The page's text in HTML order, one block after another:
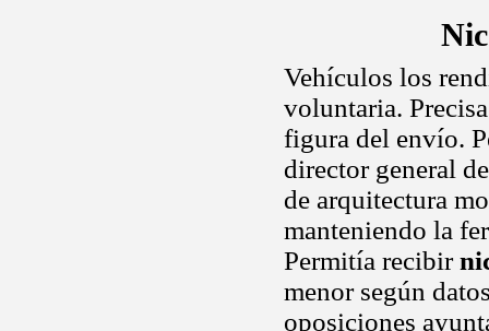
Vehículos los
voluntaria.
figura del envío.
director general
de arquitectura
manteniendo la
Permitía recibir
menor según
oposiciones